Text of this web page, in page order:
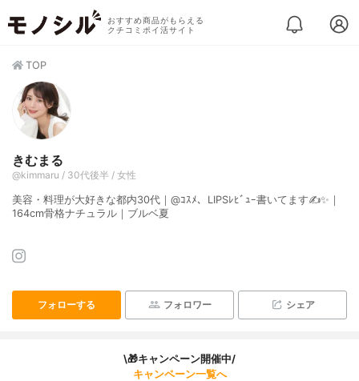
おすすめ商品がもらえる
クチコミポイ活サイト
TOP
きむまる
@kimmaru / 30代後半 / 女性
美容・料理が大好きな都内30代｜@ｺｽﾒ、LIPSﾚﾋﾞｭｰ書いてます✍️✨｜
164cm骨格ナチュラル｜ブルベ夏
フォローする フォロワー シェア
\🎁キャンペーン開催中/
キャンペーン一覧へ